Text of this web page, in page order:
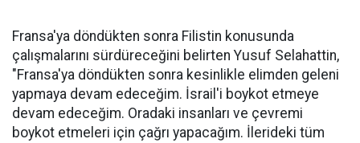
Fransa'ya döndükten sonra Filistin konusunda
çalışmalarını sürdüreceğini belirten Yusuf Selahattin,
"Fransa'ya döndükten sonra kesinlikle elimden geleni
yapmaya devam edeceğim. İsrail'i boykot etmeye
devam edeceğim. Oradaki insanları ve çevremi
boykot etmeleri için çağrı yapacağım. İlerideki tüm